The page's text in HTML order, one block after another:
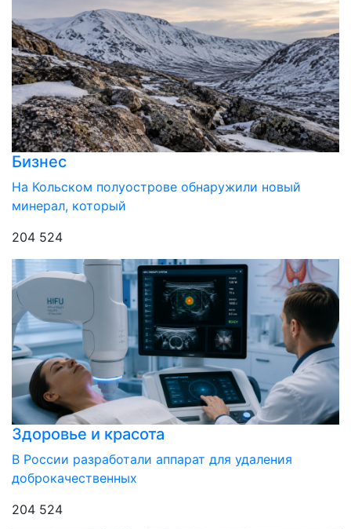
Бизнес
На Кольском полуострове обнаружили новый
минерал, который
204 524
Здоровье и красота
В России разработали аппарат для удаления
доброкачественных
204 524